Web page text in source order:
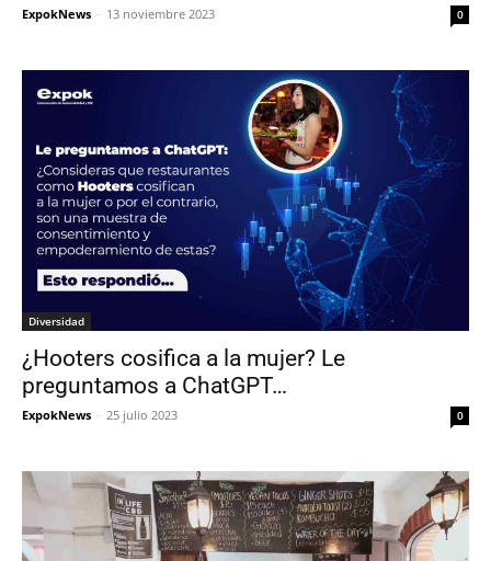
ExpokNews - 13 noviembre 2023 0
Diversidad
¿Hooters cosifica a la mujer? Le
preguntamos a ChatGPT…
ExpokNews - 25 julio 2023 0